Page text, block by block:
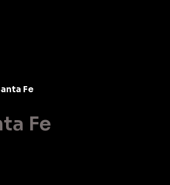
Fe
Fe